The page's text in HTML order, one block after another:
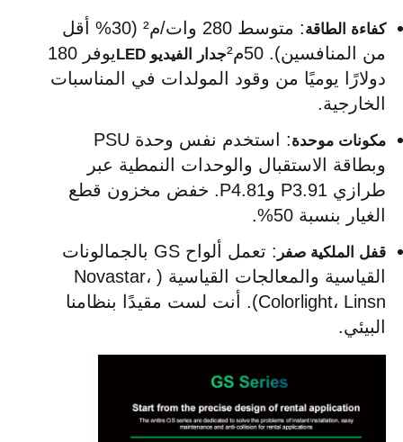
كفاءة الطاقة
من المنافسين). 50م²
جدار الفيديو LED
الخارجية.
مكونات موحدة
الغيار بنسبة 50%.
قفل الملكية صفر
القياسية والمعالجات القياسية (Novastar،
البيئي.